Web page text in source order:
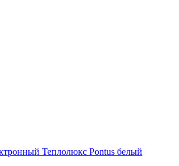
Теплолюкс Pontus белый